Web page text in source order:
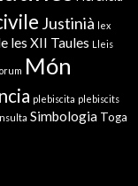
Justinià lex
les XII Taules Lleis
Món
plebiscita plebiscits
Simbologia Toga